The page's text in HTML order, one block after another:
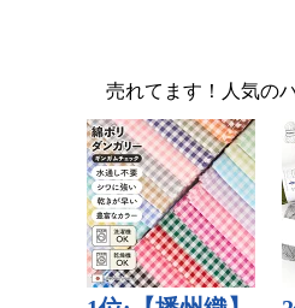
売れてます！人気の